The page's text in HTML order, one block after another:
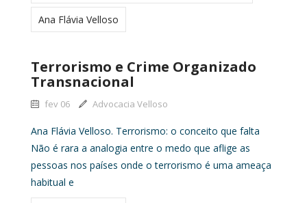
Ana Flávia Velloso
Terrorismo e Crime Organizado
Transnacional
fev 06 Advocacia Velloso
Ana Flávia Velloso. Terrorismo: o conceito que falta
Não é rara a analogia entre o medo que aflige as
pessoas nos países onde o terrorismo é uma ameaça
habitual e